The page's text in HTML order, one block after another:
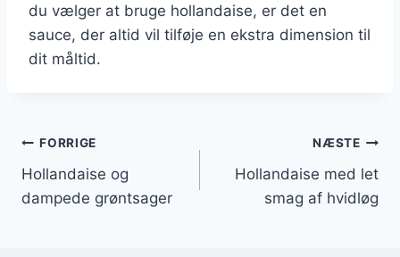
du vælger at bruge hollandaise, er det en
sauce, der altid vil tilføje en ekstra dimension til
dit måltid.
Indlægsnavigation
FORRIGE
Hollandaise og
dampede grøntsager
NÆSTE
Hollandaise med let
smag af hvidløg